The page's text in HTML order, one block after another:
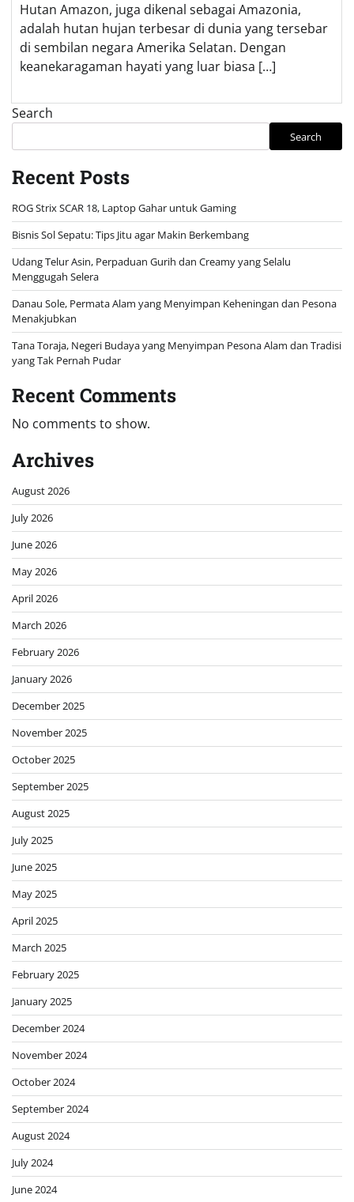
Hutan Amazon, juga dikenal sebagai Amazonia,
adalah hutan hujan terbesar di dunia yang tersebar
di sembilan negara Amerika Selatan. Dengan
keanekaragaman hayati yang luar biasa […]
Search
Search
Recent Posts
ROG Strix SCAR 18, Laptop Gahar untuk Gaming
Bisnis Sol Sepatu: Tips Jitu agar Makin Berkembang
Udang Telur Asin, Perpaduan Gurih dan Creamy yang Selalu
Menggugah Selera
Danau Sole, Permata Alam yang Menyimpan Keheningan dan Pesona
Menakjubkan
Tana Toraja, Negeri Budaya yang Menyimpan Pesona Alam dan Tradisi
yang Tak Pernah Pudar
Recent Comments
No comments to show.
Archives
August 2026
July 2026
June 2026
May 2026
April 2026
March 2026
February 2026
January 2026
December 2025
November 2025
October 2025
September 2025
August 2025
July 2025
June 2025
May 2025
April 2025
March 2025
February 2025
January 2025
December 2024
November 2024
October 2024
September 2024
August 2024
July 2024
June 2024